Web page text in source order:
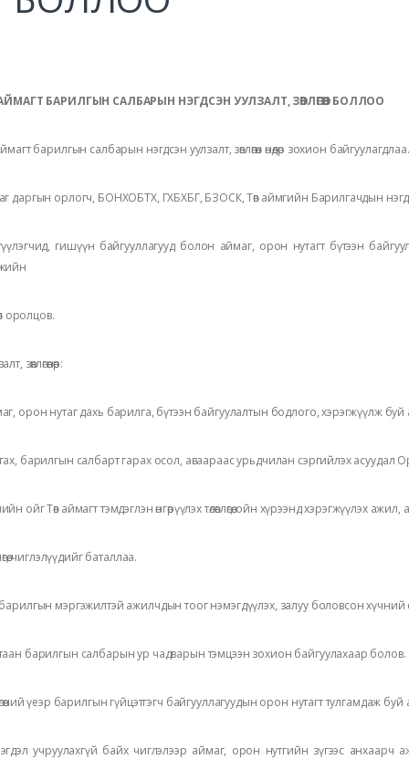
АЙМАГТ БАРИЛГЫН САЛБАРЫН НЭГДСЭН УУЛЗАЛТ, ЗӨВЛӨГӨӨН БОЛЛОО
барилгын салбарын нэгдсэн уулзалт, зөвлөгөөн өнөөдөр зохион
даргын орлогч, БОНХОБТХ, ГХБХБГ, БЗОСК, Төв аймгийн Барилгачдын
гишүүн байгууллагууд болон аймаг, орон нутагт бүтээн
оролцов.
зөвлөгөөнөөр:
орон нутаг дахь барилга, бүтээн байгуулалтын бодлого, хэрэгжүүлж буй
барилгын салбарт гарах осол, аваараас урьдчилан сэргийлэх асуудал
ойг Төв аймагт тэмдэглэн өнгөрүүлэх төлөвлөгөө, ойн хүрээнд хэрэгжүүлэх
чиглэлүүдийг баталлаа.
мэргэжилтэй ажилчдын тоог нэмэгдүүлэх, залуу боловсон
барилгын салбарын ур чадварын тэмцээн зохион байгуулахаар болов.
үеэр барилгын гүйцэтгэгч байгууллагуудын орон нутагт тулгамдаж
учруулахгүй байх чиглэлээр аймаг, орон нутгийн зүгээс анхаарч